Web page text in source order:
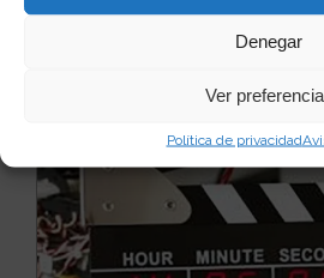
Denegar
Ver
Política de privacidad